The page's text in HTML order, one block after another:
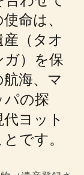
命は、
（タオ
）を保
海、マ
パの探
ヨット
です。